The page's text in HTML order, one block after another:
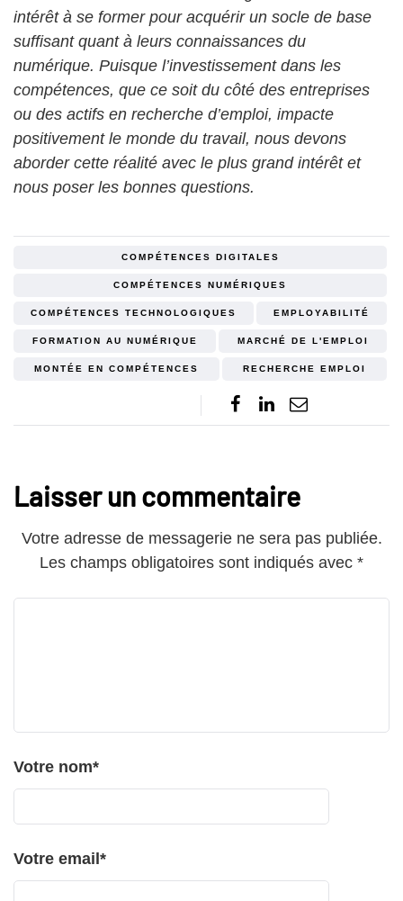
intérêt à se former pour acquérir un socle de base
suffisant quant à leurs connaissances du
numérique. Puisque l’investissement dans les
compétences, que ce soit du côté des entreprises
ou des actifs en recherche d’emploi, impacte
positivement le monde du travail, nous devons
aborder cette réalité avec le plus grand intérêt et
nous poser les bonnes questions.
COMPÉTENCES DIGITALES
COMPÉTENCES NUMÉRIQUES
COMPÉTENCES TECHNOLOGIQUES EMPLOYABILITÉ
FORMATION AU NUMÉRIQUE MARCHÉ DE L'EMPLOI
MONTÉE EN COMPÉTENCES RECHERCHE EMPLOI
Laisser un commentaire
Votre adresse de messagerie ne sera pas publiée.
Les champs obligatoires sont indiqués avec *
Votre nom*
Votre email *